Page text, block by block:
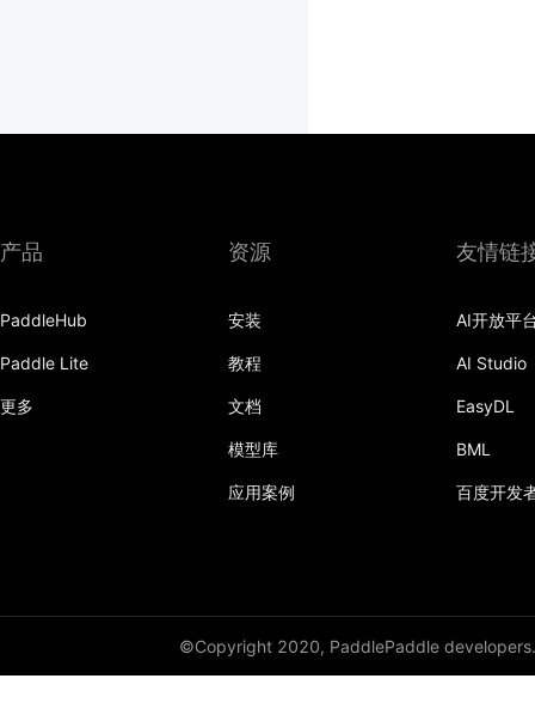
产品
PaddleHub
Paddle Lite
更多
资源
安装
教程
文档
模型库
应用案例
友情链
AI开放平
AI Studio
EasyDL
BML
百度开发
©Copyright 2020, PaddlePaddle developers.